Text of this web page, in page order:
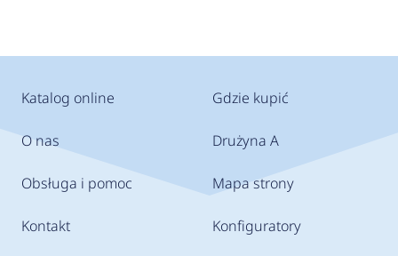
Katalog online
O nas
Obsługa i pomoc
Kontakt
Gdzie kupić
Drużyna A
Mapa strony
Konfiguratory